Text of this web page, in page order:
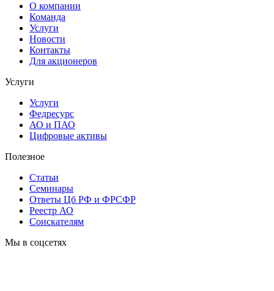
О компании
Команда
Услуги
Новости
Контакты
Для акционеров
Услуги
Услуги
Федресурс
АО и ПАО
Цифровые активы
Полезное
Статьи
Cеминары
Ответы Цб РФ и ФРСФР
Реестр АО
Соискателям
Мы в соцсетях